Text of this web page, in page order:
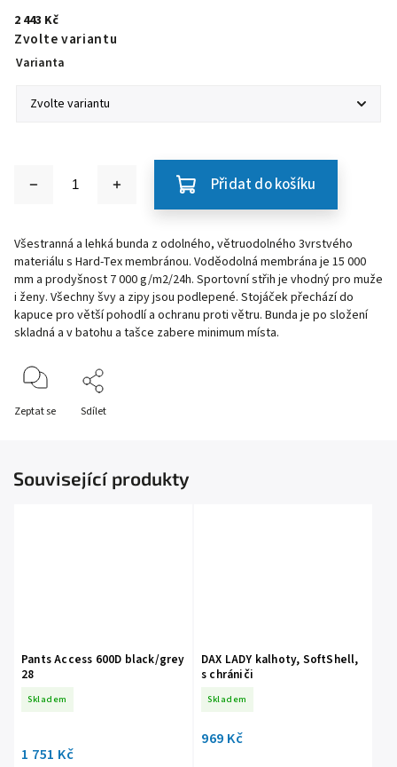
2 443 Kč
Zvolte variantu
Varianta
Přidat do košíku
Všestranná a lehká bunda z odolného, větruodolného 3vrstvého
materiálu s Hard-Tex membránou. Voděodolná membrána je 15 000
mm a prodyšnost 7 000 g/m2/24h. Sportovní střih je vhodný pro muže
i ženy. Všechny švy a zipy jsou podlepené. Stojáček přechází do
kapuce pro větší pohodlí a ochranu proti větru. Bunda je po složení
skladná a v batohu a tašce zabere minimum místa.
Zeptat se Sdílet
Související produkty
Pants Access 600D black/grey
28
Skladem
1 751 Kč
DAX LADY kalhoty, SoftShell,
s chrániči
Skladem
969 Kč